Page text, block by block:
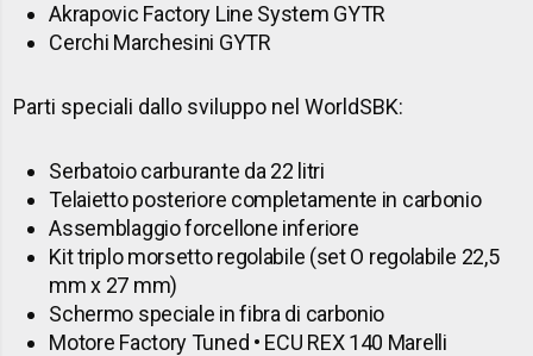
Akrapovic Factory Line System GYTR
Cerchi Marchesini GYTR
Parti speciali dallo sviluppo nel WorldSBK:
Serbatoio carburante da 22 litri
Telaietto posteriore completamente in carbonio
Assemblaggio forcellone inferiore
Kit triplo morsetto regolabile (set O regolabile 22,5
mm x 27 mm)
Schermo speciale in fibra di carbonio
Motore Factory Tuned • ECU REX 140 Marelli